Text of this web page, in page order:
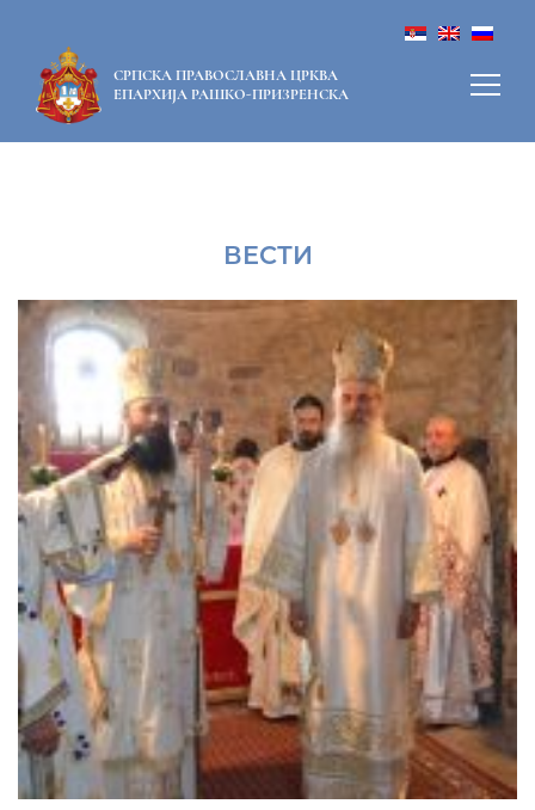
СРПСКА ПРАВОСЛАВНА ЦРКВА
ЕПАРХИЈА РАШКО-ПРИЗРЕНСКА
ВЕСТИ